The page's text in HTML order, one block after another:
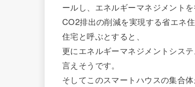
ールし、エネルギーマネジメントを
CO2排出の削減を実現する省エネ
住宅と呼ぶとすると、
更にエネルギーマネジメントシス
言えそうです。
そしてこのスマートハウスの集合